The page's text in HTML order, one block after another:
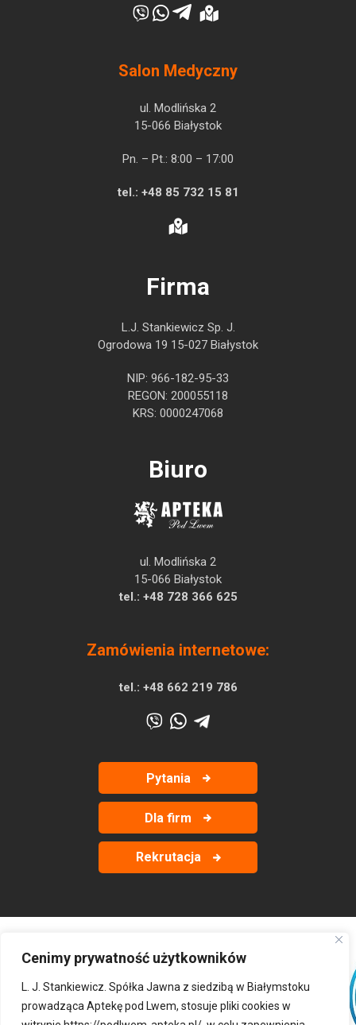
Cenimy prywatność użytkowników
L. J. Stankiewicz. Spółka Jawna z siedzibą w Białymstoku
prowadząca Aptekę pod Lwem, stosuje pliki cookies w
Salon Medyczny
ul. Modlińska 2
15-066 Białystok
Pn. – Pt.: 8:00 – 17:00
tel.: +48 85 732 15 81
Firma
L.J. Stankiewicz Sp. J.
Ogrodowa 19 15-027 Białystok
NIP: 966-182-95-33
REGON: 200055118
KRS: 0000247068
Biuro
ul. Modlińska 2
15-066 Białystok
tel.: +48 728 366 625
Zamówienia internetowe:
tel.: +48 662 219 786
Pytania
Dla firm
Rekrutacja
‹